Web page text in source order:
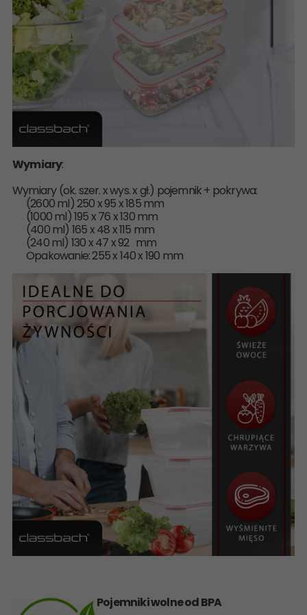
Wymiary:
Wymiary (ok. szer. x wys. x gł.) pojemnik + pokrywa:
(2600 ml) 250 x 95 x 185 mm
(1000 ml) 195 x 76 x 130 mm
(400 ml) 165 x 48 x 115 mm
(240 ml) 130 x 47 x 92 mm
Opakowanie: 255 x 140 x 190 mm
Pojemniki wolneod BPA